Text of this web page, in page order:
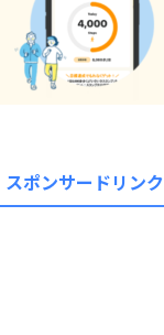
スポンサードリンク